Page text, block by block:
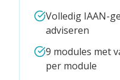
Volledig IAAN-
adviseren
9 modules met
per module